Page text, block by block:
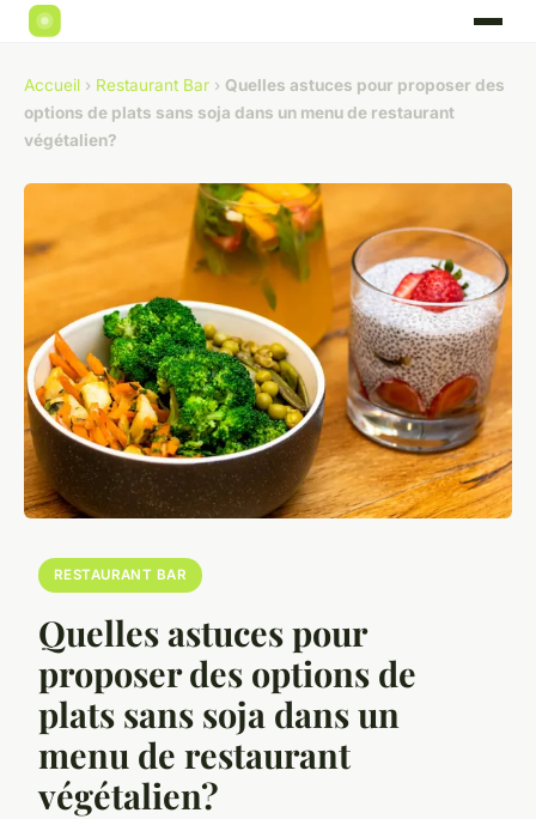
Accueil › Restaurant Bar › Quelles astuces pour proposer des
options de plats sans soja dans un menu de restaurant
végétalien?
RESTAURANT BAR
Quelles astuces pour
proposer des options de
plats sans soja dans un
menu de restaurant
végétalien?